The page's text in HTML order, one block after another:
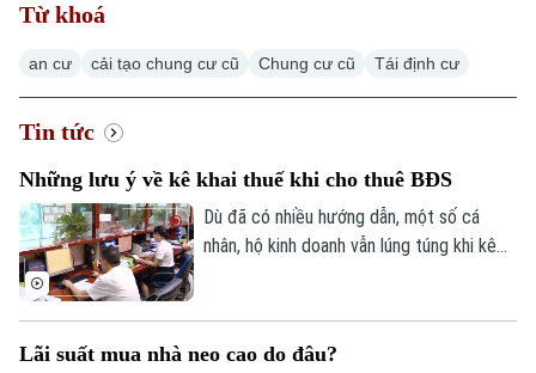
Hà Nội
Chính trị
Xã hội
An ninh trật tự
Công nghệ
Hà Nội
Người Hà Nội
Khoảnh khắc Hà Nội
Ẩm thực
Quân sự
Hồ sơ
Người Việt 4 phương
Tin tức
Cafe sáng
Nhà đất
Tin tức
Đầu tư
Tàu và Xe
Ô tô
Giáo dục
Từ khoá
an cư cải tạo chung cư cũ Chung cư cũ Tái định cư
Tin tức
Những lưu ý về kê khai thuế khi cho thuê BĐS
Dù đã có nhiều hướng dẫn, một số cá
nhân, hộ kinh doanh vẫn lúng túng khi kê
này.
Lãi suất mua nhà neo cao do đâu?